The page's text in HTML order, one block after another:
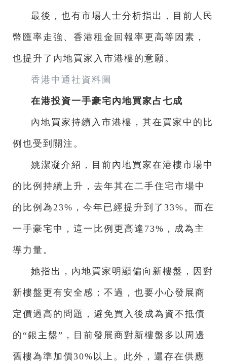
最後，也有市場人士分析指出，目前人民
幣匯率走強、香港租金回報率更高等因素，
也提升了內地買家入市港樓的意願。
香港中通社資料圖
在港投資一手豪宅內地買家占七成
內地買家持續入市港樓，其在買家中的比
例也受到關注。
姚潔凝介紹，目前內地買家在港樓市場中
的比例持續上升，去年其在二手住宅市場中
的比例為23%，今年已經提升到了33%。而在
一手豪宅中，這一比例更高達73%，成為主
導力量。
她指出，內地買家明顯偏向新樓盤，因對
新樓盤更有安全感；不過，也要小心發展商
定價過高的問題，避免買入後成為資不抵債
的“銀主盤”，目前發展商對新樓盤多以周邊
舊樓為準加價30%以上。此外，還存在供應